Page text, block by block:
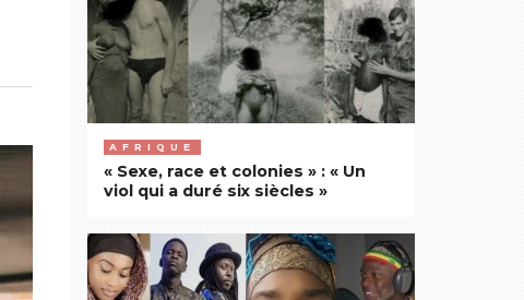
AFRIQUE
« Sexe, race et colonies » : « Un
viol qui a duré six siècles »